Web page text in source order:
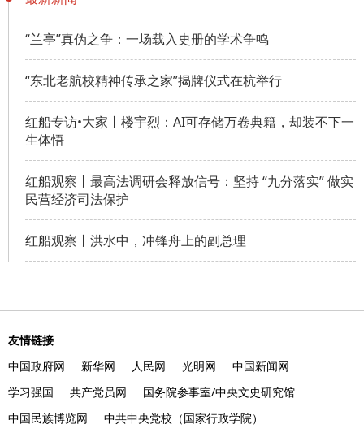
“兰亭”真伪之争：一场载入史册的学术争鸣
“东北老航校精神传承之家”揭牌仪式在杭举行
红船专访•大家丨楼宇烈：AI可存储万卷典籍，却装不下一
生体悟
红船观察丨最高法调研会释放信号：坚持 “九分落实” 做实
民营经济司法保护
红船观察丨洪水中，冲锋舟上的副总理
友情链接
中国政府网
新华网 人民网 光明网
中国新闻网
学习强国
共产党员网
国务院参事室/中央文史研究馆
中国民族博览网
中共中央党校（国家行政学院）